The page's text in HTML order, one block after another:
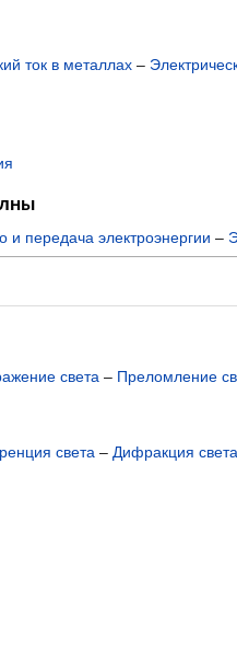
ток в металлах–
и передача электроэнергии –
света – Преломление
света – Дифракция света